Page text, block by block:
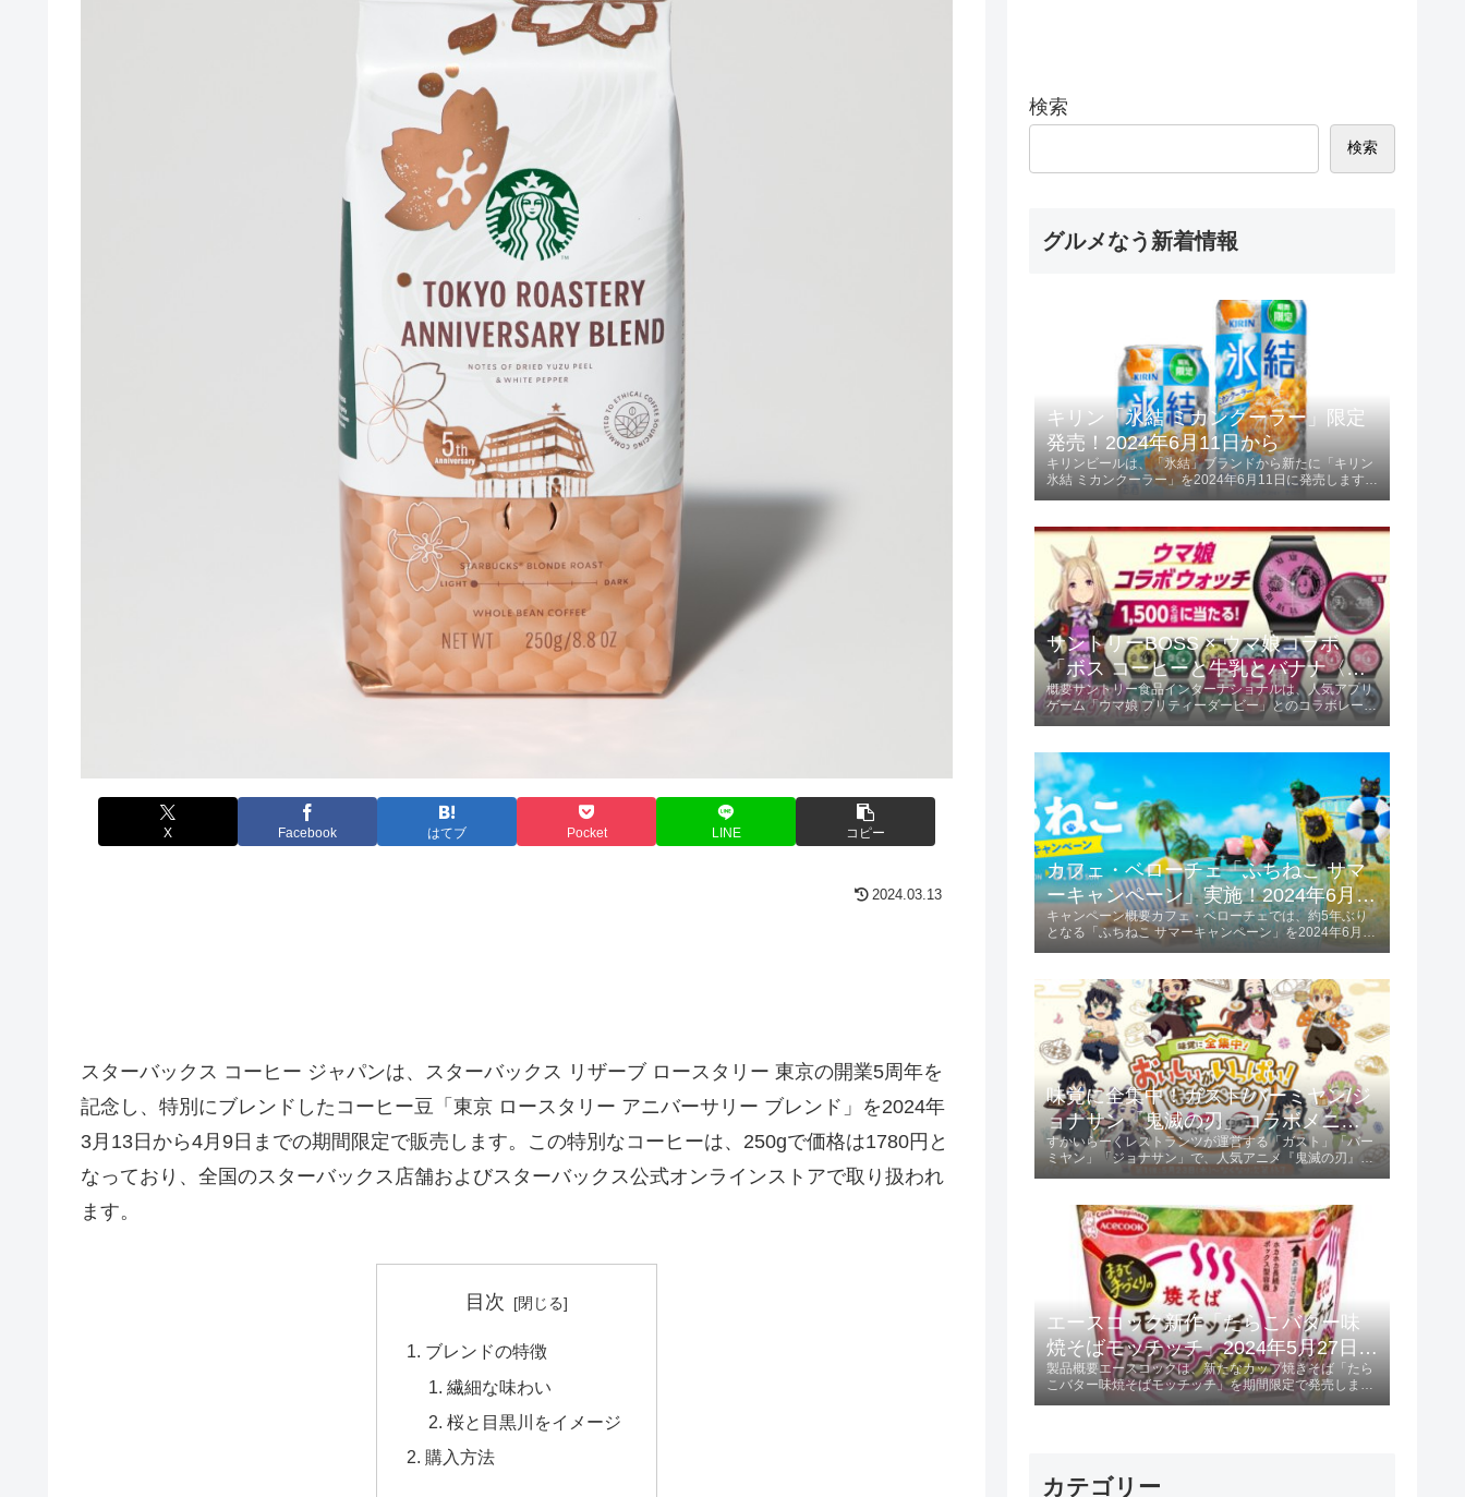
X Facebook はてブ Pocket LINE コピー
2024.03.13
スターバックス コーヒー ジャパンは、スターバックス リザーブ ロースタリー 東京の開業5周年を
記念し、特別にブレンドしたコーヒー豆「東京 ロースタリー アニバーサリー ブレンド」を2024年
3月13日から4月9日までの期間限定で販売します。この特別なコーヒーは、250gで価格は1780円と
なっており、全国のスターバックス店舗およびスターバックス公式オンラインストアで取り扱われ
ます。
目次
ブレンドの特徴
繊細な味わい
桜と目黒川をイメージ
購入方法
検索
検索
グルメなう新着情報
キリン「氷結 ミカンクーラー」限定
発売！2024年6月11日から
キリンビールは、「氷結」ブランドから新たに「キリン
氷結 ミカンクーラー」を2024年6月11日に発売します。
ます。商品の特長爽やかな味わい...
サントリーBOSS × ウマ娘コラボ
「ボス コーヒーと牛乳とバナナ〈ウ
マ娘デザイン〉」2024年6月4日発
売！
概要サントリー食品インターナショナルは、人気アプリ
ゲーム「ウマ娘 プリティーダービー」とのコラボレーシ
この商品は185g容量で、価格は税...
カフェ・ベローチェ「ふちねこ サマ
ーキャンペーン」実施！2024年6月10
日～8月18日
キャンペーン概要カフェ・ベローチェでは、約5年ぶり
となる「ふちねこ サマーキャンペーン」を2024年6月10
ントされます。キャンペーン参...
味覚に全集中！ガスト/バーミヤン/ジ
ョナサン「鬼滅の刃」コラボメニュ
ー発売 2024年5月23日 第1弾、6月13
日 第2弾
すかいらーくレストランツが運営する「ガスト」「バー
ミヤン」「ジョナサン」で、人気アニメ『鬼滅の刃』と
し、特典としてオリジナルクリア...
エースコック新作「たらこバター味
焼そばモッチッチ」2024年5月27日発
売！
製品概要エースコックは、新たなカップ焼きそば「たら
こバター味焼そばモッチッチ」を期間限定で発売しま
カテゴリー